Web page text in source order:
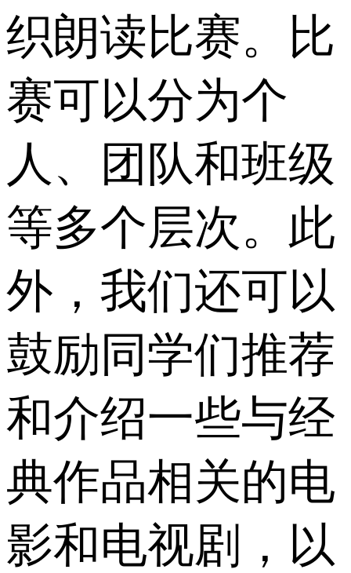
织朗读比赛。比
赛可以分为个
人、团队和班级
等多个层次。此
外，我们还可以
鼓励同学们推荐
和介绍一些与经
典作品相关的电
影和电视剧，以